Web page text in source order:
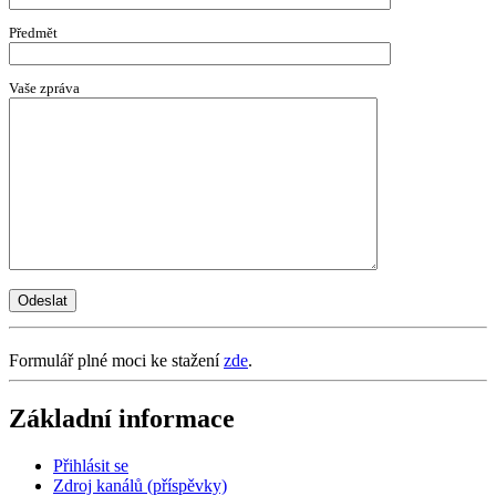
Předmět
Vaše zpráva
Formulář plné moci ke staženízde.
Základní informace
Přihlásit se
Zdroj kanálů (příspěvky)